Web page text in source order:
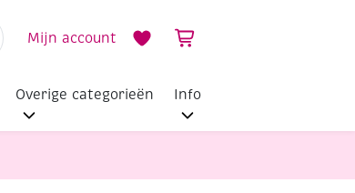
Mijn account
Overige categorieën Info